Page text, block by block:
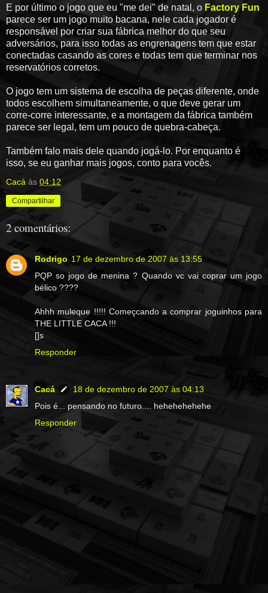
E por último o jogo que eu "me dei" de natal, o Factory Fun
parece ser um jogo muito bacana, nele cada jogador é
responsável por criar sua fábrica melhor do que seu
adversários, para isso todas as engrenagens tem que estar
conectadas casando as cores e todas tem que terminar nos
reservatórios corretos.
O jogo tem um sistema de escolha de peças diferente, onde
todos escolhem simultaneamente, o que deve gerar um
corre-corre interessante, e a montagem da fábrica também
parece ser legal, tem um pouco de quebra-cabeça.
Também falo mais dele quando jogá-lo. Por enquanto é
isso, se eu ganhar mais jogos, conto para vocês.
Cacá às 04:12
Compartilhar
2 comentários:
Rodrigo 17 de dezembro de 2007 às 13:55
PQP so jogo de menina ? Quando vc vai coprar um jogo
bélico ????
Ahhh muleque !!!!! Começcando a comprar joguinhos para
THE LITTLE CACA !!!
[]s
Responder
Cacá
18 de dezembro de 2007 às 04:13
Pois é... pensando no futuro.... hehehehehehe
Responder